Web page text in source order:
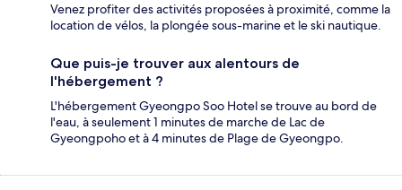
Venez profiter des activités proposées à proximité, comme la
location de vélos, la plongée sous-marine et le ski nautique.
Que puis-je trouver aux alentours de
l'hébergement ?
L'hébergement Gyeongpo Soo Hotel se trouve au bord de
l'eau, à seulement 1 minutes de marche de Lac de
Gyeongpoho et à 4 minutes de Plage de Gyeongpo.